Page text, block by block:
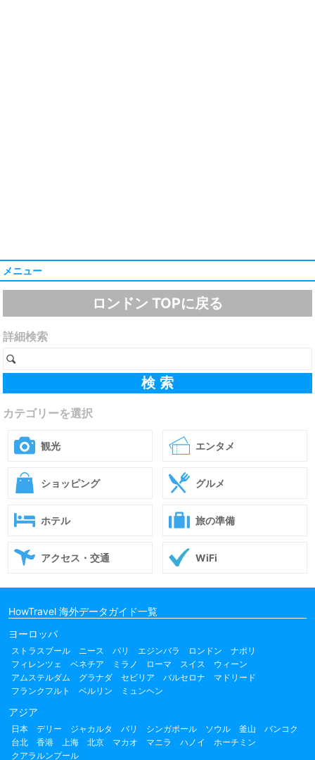
メニュー
ロンドン TOPに戻る
詳細検索
カテゴリーを選択
観光 エンタメ
ショッピング グルメ
ホテル 旅の準備
アクセス・交通 WiFi
HowTravel 海外データガイド一覧
ヨーロッパ
ストラスブール ニース パリ エジンバラ ロンドン
ナポリ
フィレンツェ
ベネチア ミラノ ローマ スイス
ウィーン
アムステルダム
グラナダ セビリア バルセロナ
マドリード
フランクフルト
ベルリン ミュンヘン
アジア
日本 デリー ジャカルタ バリ シンガポール ソウル 釜山
バンコク
台北
香港 上海 北京 マカオ マニラ ハノイ
ホーチミン
クアラルンプール